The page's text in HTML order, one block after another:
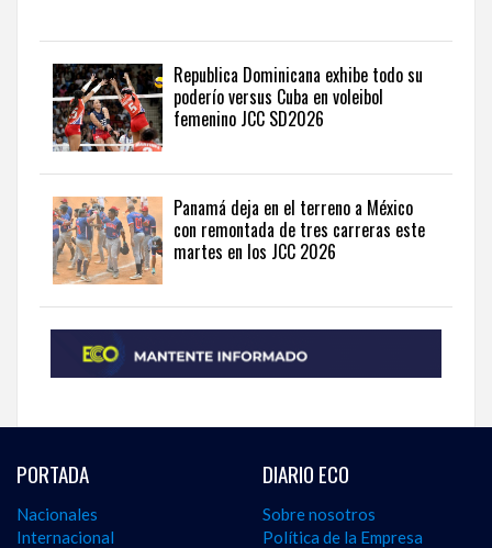
Republica Dominicana exhibe todo su
poderío versus Cuba en voleibol
femenino JCC SD2026
Panamá deja en el terreno a México
con remontada de tres carreras este
martes en los JCC 2026
PORTADA
Nacionales
Internacional
DIARIO ECO
Sobre nosotros
Política de la Empresa